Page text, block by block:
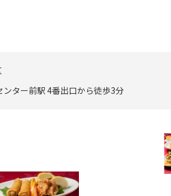
ンター前駅 4番出口から徒歩3分